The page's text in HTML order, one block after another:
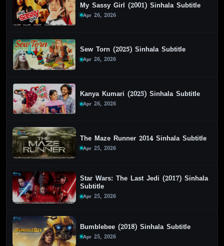
My Sassy Girl (2001) Sinhala Subtitle
Apr 26, 2026
Sew Torn (2025) Sinhala Subtitle
Apr 26, 2026
Kanya Kumari (2025) Sinhala Subtitle
Apr 26, 2026
The Maze Runner 2014 Sinhala Subtitle
Apr 25, 2026
Star Wars: The Last Jedi (2017) Sinhala
Subtitle
Apr 25, 2026
Bumblebee (2018) Sinhala Subtitle
Apr 25, 2026